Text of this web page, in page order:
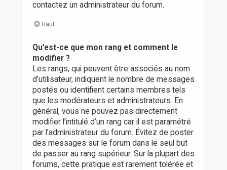
contactez un administrateur du forum.
Haut
Qu’est-ce que mon rang et comment le
modifier ?
Les rangs, qui peuvent être associés au nom
d’utilisateur, indiquent le nombre de messages
postés ou identifient certains membres tels
que les modérateurs et administrateurs. En
général, vous ne pouvez pas directement
modifier l’intitulé d’un rang car il est paramétré
par l’administrateur du forum. Évitez de poster
des messages sur le forum dans le seul but
de passer au rang supérieur. Sur la plupart des
forums, cette pratique est rarement tolérée et